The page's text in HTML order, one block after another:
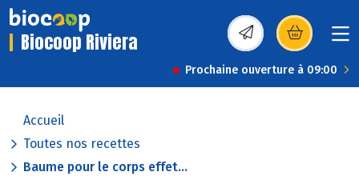
Biocoop Riviera (s’ouvre dans une
Prochaine ouverture à 09:00
Accueil
Toutes nos recettes
Baume pour le corps effet...